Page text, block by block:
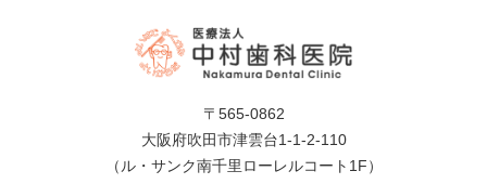
〒565-0862
大阪府吹田市津雲台1-1-2-110
（ル・サンク南千里ローレルコート1F）